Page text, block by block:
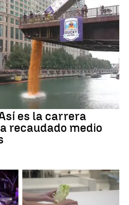
es la carrera
recaudado medio